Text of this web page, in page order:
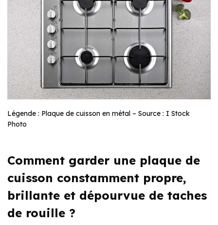
Légende : Plaque de cuisson en métal – Source : I Stock
Photo
Comment garder une plaque de
cuisson constamment propre,
brillante et dépourvue de taches
de rouille ?